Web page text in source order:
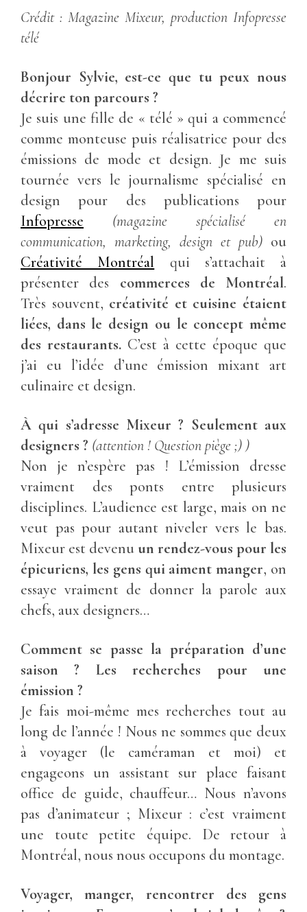
Crédit : Magazine Mixeur, production Infopresse
télé
Bonjour Sylvie, est-ce que tu peux nous
décrire ton parcours ?
Je suis une fille de « télé » qui a commencé
comme monteuse puis réalisatrice pour des
émissions de mode et design. Je me suis
tournée vers le journalisme spécialisé en
design pour des publications pour
Infopresse
(magazine spécialisé en
communication, marketing, design et pub) ou
Créativité Montréal qui s’attachait à
présenter des commerces de Montréal.
Très souvent, créativité et cuisine étaient
liées, dans le design ou le concept même
des restaurants. C’est à cette époque que
j’ai eu l’idée d’une émission mixant art
culinaire et design.
À qui s’adresse Mixeur ? Seulement aux
designers ? (attention ! Question piège ;) )
Non je n’espère pas ! L’émission dresse
vraiment des ponts entre plusieurs
disciplines. L’audience est large, mais on ne
veut pas pour autant niveler vers le bas.
Mixeur est devenu un rendez-vous pour les
épicuriens, les gens qui aiment manger, on
essaye vraiment de donner la parole aux
chefs, aux designers…
Comment se passe la préparation d’une
saison ? Les recherches pour une
émission ?
Je fais moi-même mes recherches tout au
long de l’année ! Nous ne sommes que deux
à voyager (le caméraman et moi) et
engageons un assistant sur place faisant
office de guide, chauffeur… Nous n’avons
pas d’animateur ; Mixeur : c’est vraiment
une toute petite équipe. De retour à
Montréal, nous nous occupons du montage.
Voyager, manger, rencontrer des gens